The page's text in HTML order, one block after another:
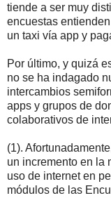
tiende a ser muy
encuestas
un taxi vía app y
Por último, y quizá
no se ha indagado
intercambios
apps y grupos de
colaborativos de
(1).
un incremento en la
uso de internet en
módulos de las